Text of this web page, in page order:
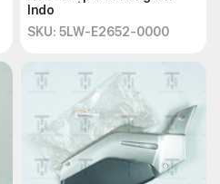
Indo
SKU: 5LW-E2652-0000